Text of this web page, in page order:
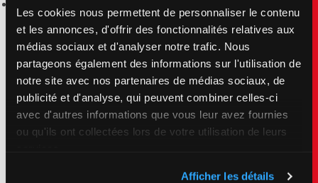
Les cookies nous permettent de personnaliser le contenu
et les annonces, d'offrir des fonctionnalités relatives aux
médias sociaux et d'analyser notre trafic. Nous
partageons également des informations sur l'utilisation de
notre site avec nos partenaires de médias sociaux, de
publicité et d'analyse, qui peuvent combiner celles-ci
avec d'autres informations que vous leur avez fournies
ou qu'ils ont collectées lors de votre utilisation de leurs
Afficher les détails
o
c
u
m